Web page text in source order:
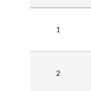
1
2